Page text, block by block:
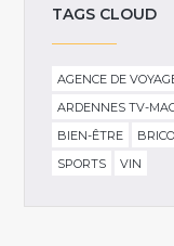
TAGS CLOUD
AGENCE DE
ARDENNES TV-
BIEN-ÊTRE
SPORTS
VIN